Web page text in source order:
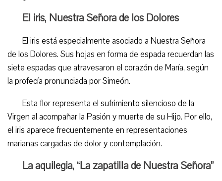
El iris, Nuestra Señora de los Dolores
El iris está especialmente asociado a Nuestra Señora
de los Dolores. Sus hojas en forma de espada recuerdan las
siete espadas que atravesaron el corazón de María, según
la profecía pronunciada por Simeón.
Esta flor representa el sufrimiento silencioso de la
Virgen al acompañar la Pasión y muerte de su Hijo. Por ello,
el iris aparece frecuentemente en representaciones
marianas cargadas de dolor y contemplación.
La aquilegia, “La zapatilla de Nuestra Señora”